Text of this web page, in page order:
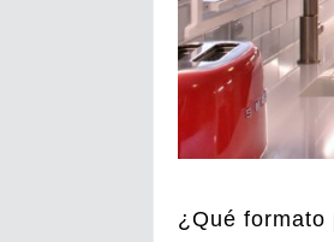
¿Qué